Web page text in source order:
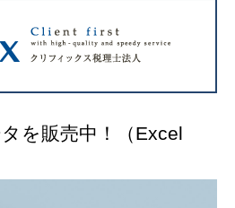
を販売中！（Excel